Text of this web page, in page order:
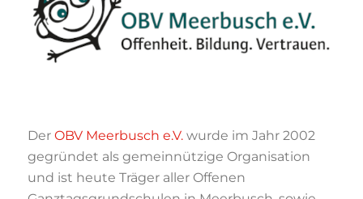
Der OBV Meerbusch e.V. wurde im Jahr 2002
gegründet als gemeinnützige Organisation
und ist heute Träger aller Offenen